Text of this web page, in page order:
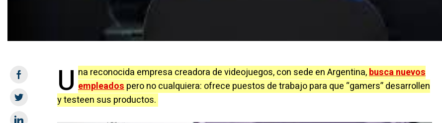
U na reconocida empresa creadora de videojuegos, con sede en Argentina,busca nuevos
empleadospero no cualquiera: ofrece puestos de trabajo para que “gamers” desarrollen
y testeen sus productos.